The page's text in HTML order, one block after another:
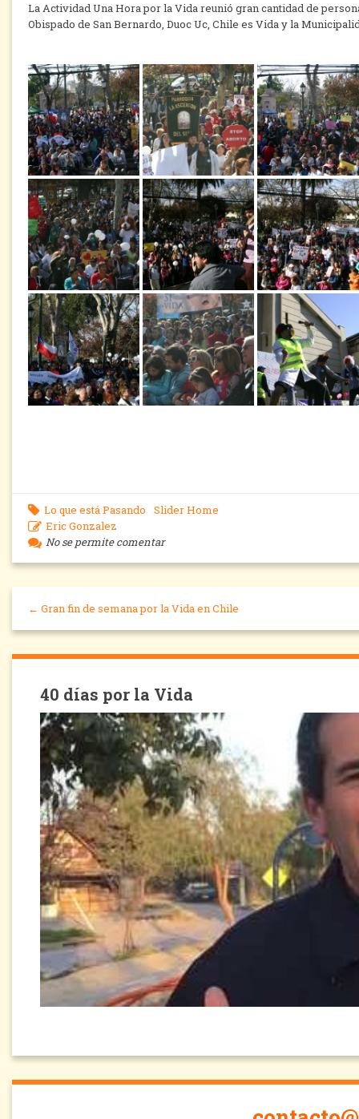
La Actividad Una Hora por la Vida reunió gran cantidad de
Obispado de San Bernardo, Duoc Uc, Chile es Vida y la
Lo que está Pasando
Slider Home
Eric Gonzalez
No se permite comentar
← Gran fin de semana por la Vida en Chile
40 días por la Vida